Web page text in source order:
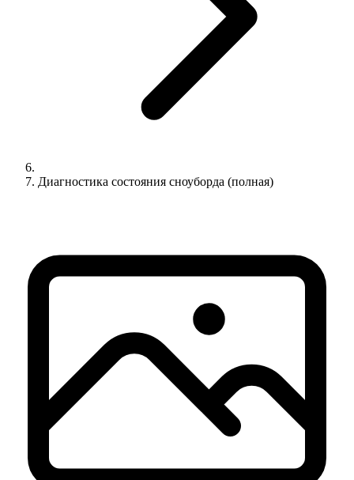
Диагностика состояния сноуборда (полная)